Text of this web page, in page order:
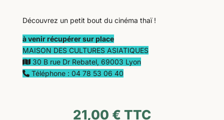
Découvrez un petit bout du cinéma thaï !
à venir récupérer sur place
MAISON DES CULTURES ASIATIQUES
30 B rue Dr Rebatel, 69003 Lyon
Téléphone : 04 78 53 06 40
21,00 € TTC